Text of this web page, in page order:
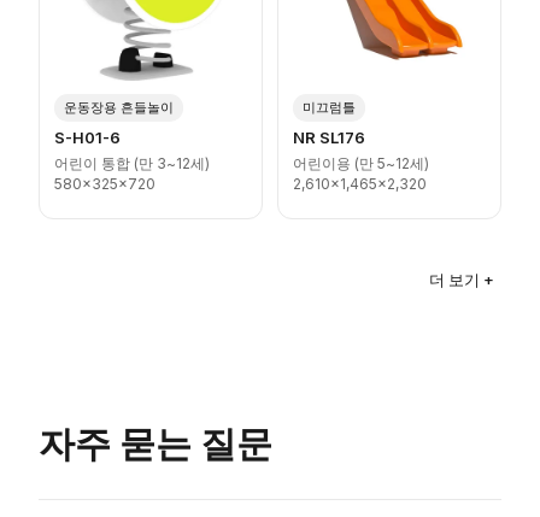
운동장용 흔들놀이
S-H01-6
어린이 통합 (만 3~12세)
580x325x720
미끄럼틀
NR SL176
어린이용 (만 5~12세)
2,610x1,465x2,320
더 보기 +
자주 묻는 질문